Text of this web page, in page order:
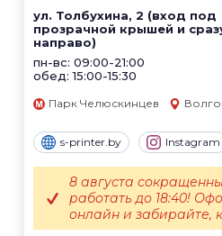
ул. Толбухина, 2 (вход под
прозрачной крышей и
направо)
пн-вс: 09:00-21:00
обед: 15:00-15:30
Парк Челюскинцев
s-printer.by Instagram
8 августа
работать до 18:40!
онлайн и забирайте,